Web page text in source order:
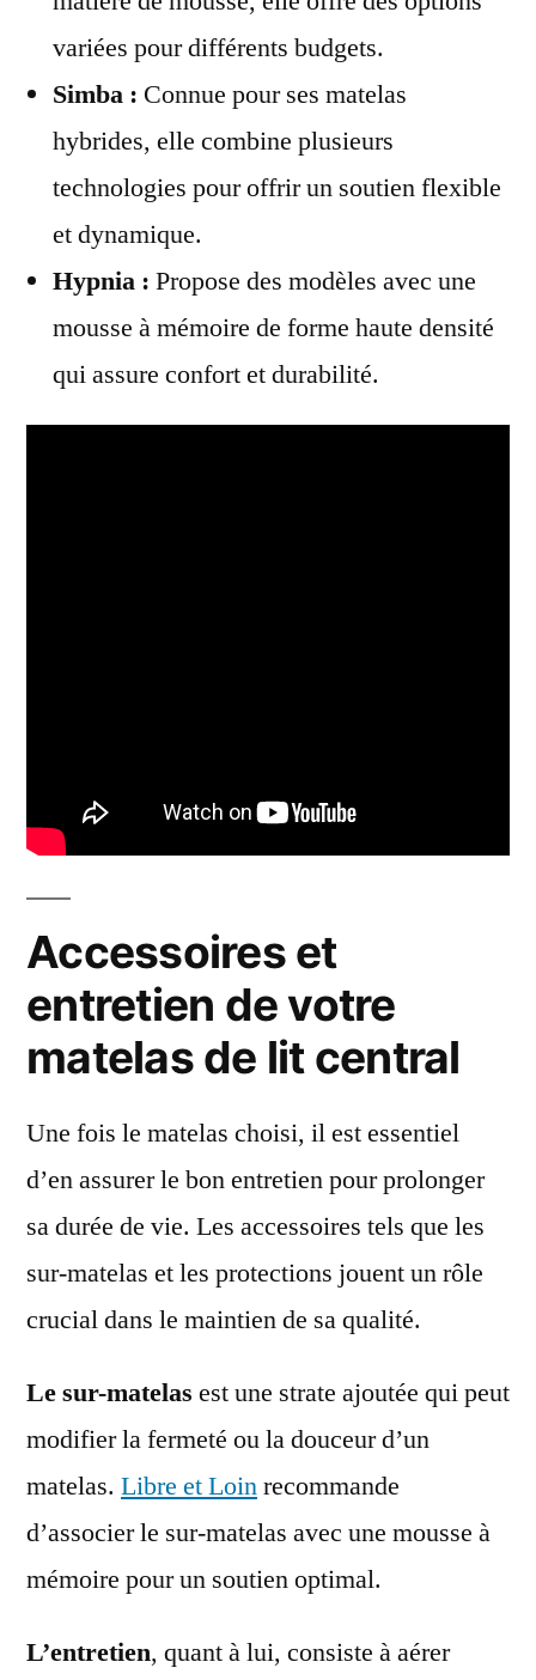
variées pour différents budgets.
Simba : Connue pour ses matelas
hybrides, elle combine plusieurs
technologies pour offrir un soutien flexible
et dynamique.
Hypnia : Propose des modèles avec une
mousse à mémoire de forme haute densité
qui assure confort et durabilité.
Accessoires et
entretien de votre
matelas de lit central
Une fois le matelas choisi, il est essentiel
d’en assurer le bon entretien pour prolonger
sa durée de vie. Les accessoires tels que les
sur-matelas et les protections jouent un rôle
crucial dans le maintien de sa qualité.
Le sur-matelas est une strate ajoutée qui peut
modifier la fermeté ou la douceur d’un
matelas. Libre et Loinrecommande
d’associer le sur-matelas avec une mousse à
mémoire pour un soutien optimal.
L’entretien, quant à lui, consiste à aérer